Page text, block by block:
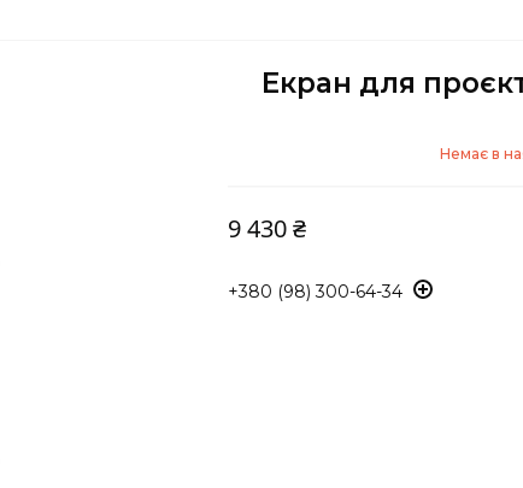
Екран для
Немає в
9 430 ₴
+380 (98) 300-64-34